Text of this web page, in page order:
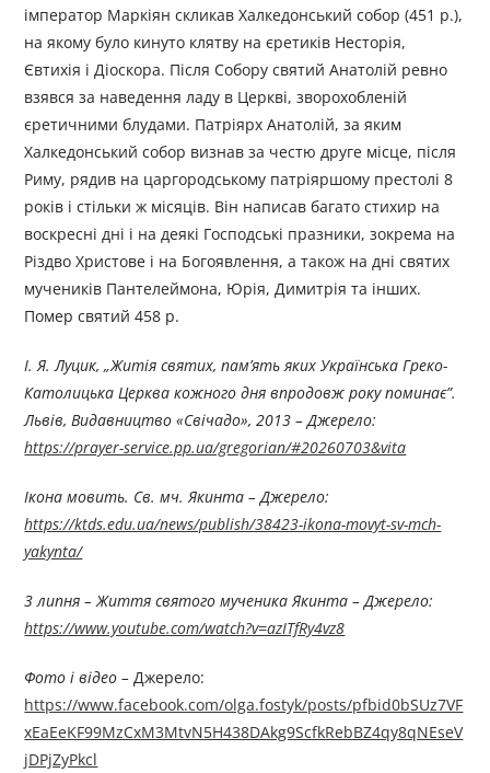
імператор Маркіян скликав Халкедонський собор (451 р.),
на якому було кинуто клятву на єретиків Несторія,
Євтихія і Діоскора. Після Собору святий Анатолій ревно
взявся за наведення ладу в Церкві, зворохобленій
єретичними блудами. Патріярх Анатолій, за яким
Халкедонський собор визнав за честю друге місце, після
Риму, рядив на царгородському патріяршому престолі 8
років і стільки ж місяців. Він написав багато стихир на
воскресні дні і на деякі Господські празники, зокрема на
Різдво Христове і на Богоявлення, а також на дні святих
мучеників Пантелеймона, Юрія, Димитрія та інших.
Помер святий 458 р.
І. Я. Луцик, „Житія святих, пам’ять яких Українська Греко-
Католицька Церква кожного дня впродовж року поминає”.
Львів, Видавництво «Свічадо», 2013 – Джерелo:
https://prayer-service.pp.ua/gregorian/#20260703&vita
Ікона мовить. Св. мч. Якинта – Джерелo:
https://ktds.edu.ua/news/publish/38423-ikona-movyt-sv-mch-
yakynta/
3 липня – Життя святого мученика Якинта – Джерелo:
https://www.youtube.com/watch?v=azITfRy4vz8
Фото і відео – Джерелo:
https://www.facebook.com/olga.fostyk/posts/pfbid0bSUz7VF
xEaEeKF99MzCxM3MtvN5H438DAkg9ScfkRebBZ4qy8qNEseV
jDPjZyPkcl